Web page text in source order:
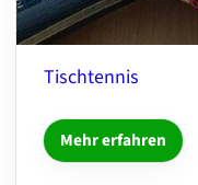
Tischtennis
Mehr erfahren